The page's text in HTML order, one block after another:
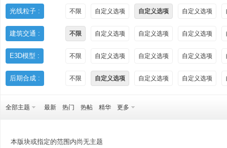
光线粒子 : 不限 自定义选项 自定义选项 自定义选项
建筑交通 : 不限 自定义选项 自定义选项 自定义选项
E3D模型 : 不限 自定义选项 自定义选项 自定义选项
后期合成 : 不限 自定义选项 自定义选项 自定义选项
全部主题 最新 热门 热帖 精华 更多
本版块或指定的范围内尚无主题